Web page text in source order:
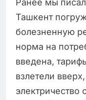
Ранее мы
Ташкент
болезненную
норма на
введена,
взлетели
электричество